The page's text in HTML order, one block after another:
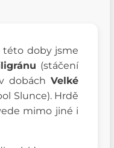
této doby jsme
(stáčení
dobáchVelké
Slunce). Hrdě
mimo jiné i